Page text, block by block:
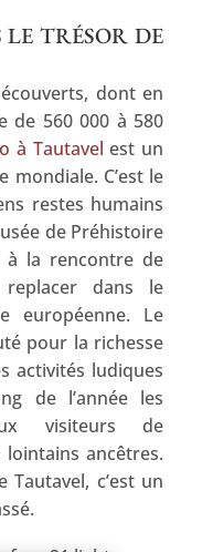
TRÉSOR DE
dont en
de 560 000 à 580
à Tautavel est un
C’est le
restes humains
de Préhistoire
à la rencontre de
dans le
européenne. Le
pour la richesse
activités ludiques
de l’année les
visiteurs de
ancêtres.
c’est un